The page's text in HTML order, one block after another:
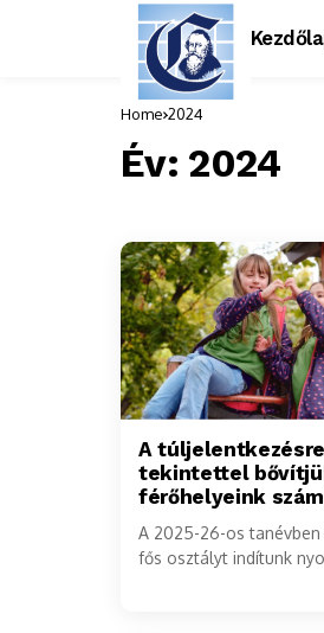
Home 2024
Év: 2024
A
tekintettel
férőhelyeink
A 2025-26-os tanévben
fős osztályt indítunk